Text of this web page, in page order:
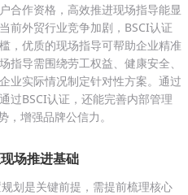
合作资格，高效推进现场指导能显
前外贸行业竞争加剧，BSCI认证
，优质的现场指导可帮助企业精准
指导需围绕劳工权益、健康安全、
业实际情况制定针对性方案。通过
过BSCI认证，还能完善内部管理
，增强品牌公信力。
场推进基础
划是关键前提，需提前梳理核心